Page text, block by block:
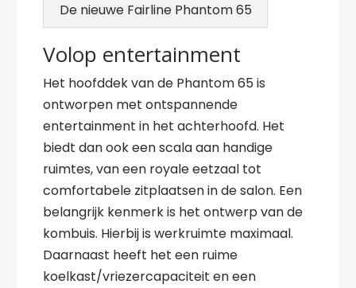
De nieuwe Fairline Phantom 65
Volop entertainment
Het hoofddek van de Phantom 65 is
ontworpen met ontspannende
entertainment in het achterhoofd. Het
biedt dan ook een scala aan handige
ruimtes, van een royale eetzaal tot
comfortabele zitplaatsen in de salon. Een
belangrijk kenmerk is het ontwerp van de
kombuis. Hierbij is werkruimte maximaal.
Daarnaast heeft het een ruime
koelkast/vriezercapaciteit en een